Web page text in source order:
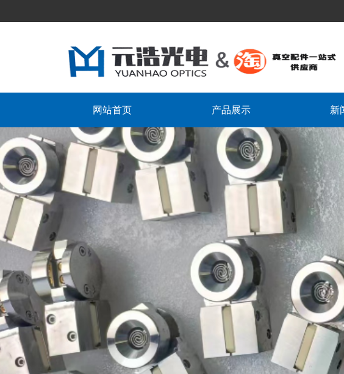
网站首页 产品展示 新